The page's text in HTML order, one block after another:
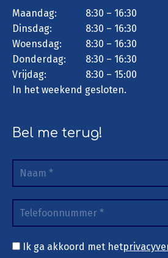
Maandag:
8:30 – 16:30
Dinsdag:
8:30 – 16:30
Woensdag:
8:30 – 16:30
Donderdag:
8:30 – 16:30
Vrijdag:
8:30 – 15:00
In het weekend gesloten.
Bel me terug!
Ik ga akkoord met het